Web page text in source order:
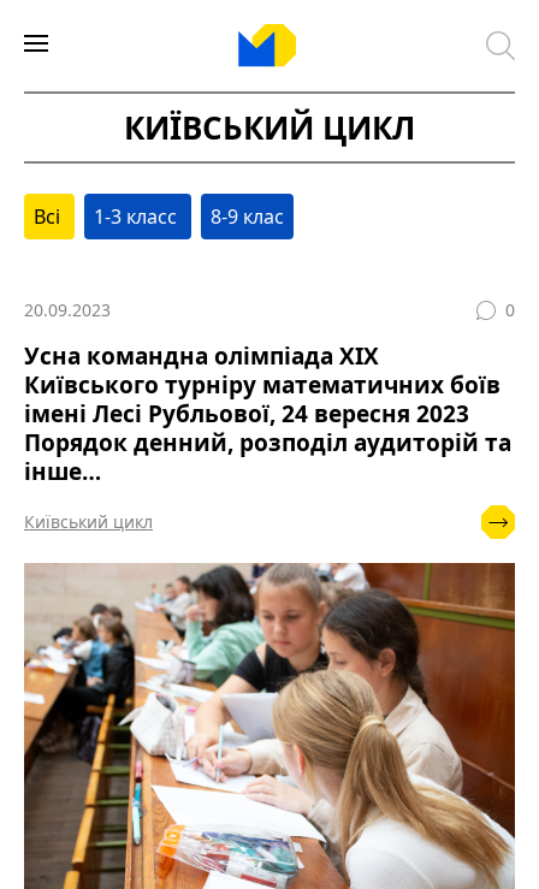
КИЇВСЬКИЙ ЦИКЛ
Всі 1-3 класс 8-9 клас
20.09.2023 0
Усна командна олімпіада XIХ
Київського турніру математичних боїв
імені Лесі Рубльової, 24 вересня 2023
Порядок денний, розподіл аудиторій та
інше…
Київський цикл